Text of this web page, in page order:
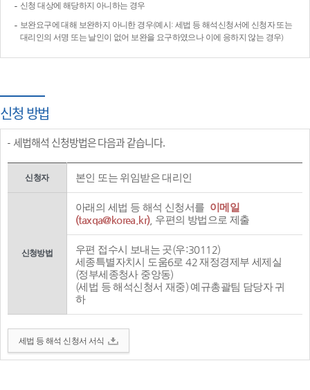
신청 대상에 해당하지 아니하는 경우
보완요구에 대해 보완하지 아니한 경우(예시: 세법 등 해석신청서에 신청자 또는
대리인의 서명 또는 날인이 없어 보완을 요구하였으나 이에 응하지 않는 경우)
신청 방법
세법해석 신청방법은 다음과 같습니다.
신청자 본인 또는 위임받은 대리인
신청방법
아래의 세법 등 해석 신청서를 이메일
(taxqa@korea.kr), 우편의 방법으로 제출
우편 접수시 보내는 곳(우:30112)
세종특별자치시 도움6로 42 재정경제부 세제실
(정부세종청사 중앙동)
(세법 등 해석신청서 재중) 예규총괄팀 담당자 귀
하
세법 등 해석 신청서 서식